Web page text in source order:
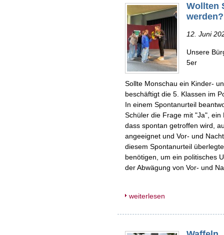
Wollten
werden?
12. Juni
Unsere
5er
Sollte Monschau ein Kinder-
beschäftigt die 5. Klassen im
In einem Spontanurteil
Schüler die Frage mit "Ja",
dass spontan getroffen wird,
angeeignet und Vor- und
diesem Spontanurteil
benötigen, um ein politisches
der Abwägung von Vor- und
weiterlesen